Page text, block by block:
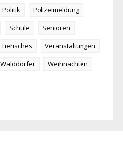
Politik
Polizeimeldung
Schule
Senioren
Tierisches
Veranstaltungen
Walddörfer
Weihnachten